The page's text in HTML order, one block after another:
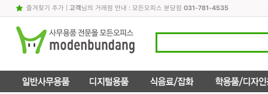
즐겨찾기 추가| 고객님의 거래점 안내 : 모든오피스 분당점 031-781-4535